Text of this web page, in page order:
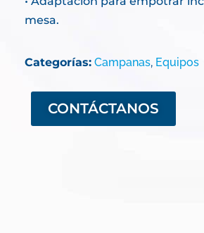
mesa.
Categorías: Campanas, Equipos
CONTÁCTANOS